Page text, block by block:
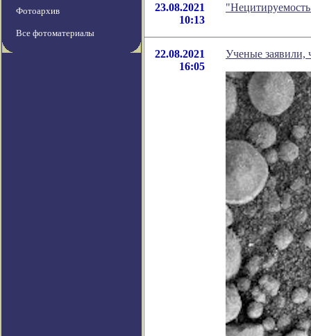
Фотоархив
Все фотоматериалы
23.08.2021
10:13
22.08.2021
16:05
Ученые заявили,